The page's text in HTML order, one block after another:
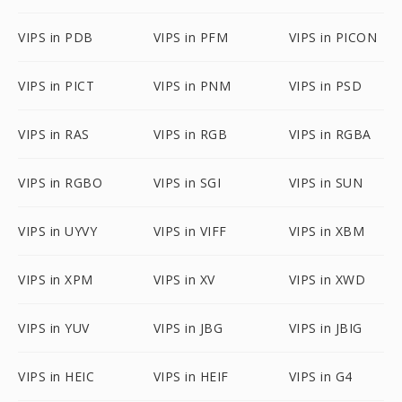
VIPS in PDB VIPS in PFM VIPS in PICON
VIPS in PICT VIPS in PNM VIPS in PSD
VIPS in RAS VIPS in RGB VIPS in RGBA
VIPS in RGBO VIPS in SGI VIPS in SUN
VIPS in UYVY VIPS in VIFF VIPS in XBM
VIPS in XPM VIPS in XV VIPS in XWD
VIPS in YUV VIPS in JBG VIPS in JBIG
VIPS in HEIC VIPS in HEIF VIPS in G4